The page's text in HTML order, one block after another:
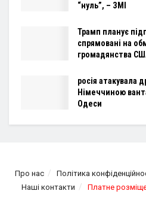
“нуль”, – ЗМІ
Трамп планує
спрямовані на
громадянства
росія атакувала
Німеччиною
Одеси
Про нас Політика
Наші контакти
Платне